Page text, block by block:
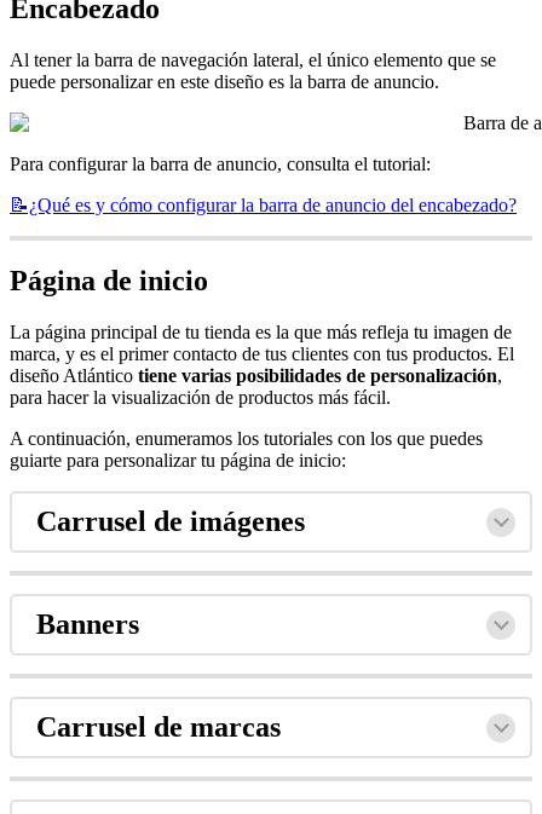
Encabezado
Al tener la barra de navegación lateral, el único elemento que se
puede personalizar en este diseño es la barra de anuncio.
Para configurar la barra de anuncio, consulta el tutorial:
📝¿Qué es y cómo configurar la barra de anuncio del encabezado?
Página de inicio
La página principal de tu tienda es la que más refleja tu imagen de
marca, y es el primer contacto de tus clientes con tus productos. El
diseño Atlántico tiene varias posibilidades de personalización,
para hacer la visualización de productos más fácil.
A continuación, enumeramos los tutoriales con los que puedes
guiarte para personalizar tu página de inicio:
Carrusel de imágenes
Banners
Carrusel de marcas